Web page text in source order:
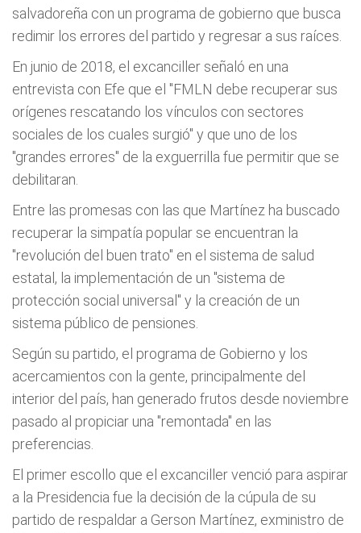
salvadoreña con un programa de gobierno que busca
redimir los errores del partido y regresar a sus raíces.
En junio de 2018, el excanciller señaló en una
entrevista con Efe que el "FMLN debe recuperar sus
orígenes rescatando los vínculos con sectores
sociales de los cuales surgió" y que uno de los
"grandes errores" de la exguerrilla fue permitir que se
debilitaran.
Entre las promesas con las que Martínez ha buscado
recuperar la simpatía popular se encuentran la
"revolución del buen trato" en el sistema de salud
estatal, la implementación de un "sistema de
protección social universal" y la creación de un
sistema público de pensiones.
Según su partido, el programa de Gobierno y los
acercamientos con la gente, principalmente del
interior del país, han generado frutos desde noviembre
pasado al propiciar una "remontada" en las
preferencias.
El primer escollo que el excanciller venció para aspirar
a la Presidencia fue la decisión de la cúpula de su
partido de respaldar a Gerson Martínez, exministro de